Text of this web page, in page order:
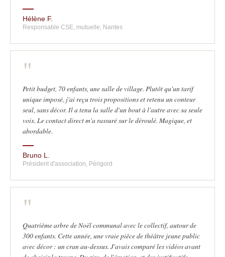
Hélène F.
Responsable CSE, mutuelle, Nantes
"
Petit budget, 70 enfants, une salle de village. Plutôt qu'un tarif
unique imposé, j'ai reçu trois propositions et retenu un conteur
seul, sans décor. Il a tenu la salle d'un bout à l'autre avec sa seule
voix. Le contact direct m'a rassuré sur le déroulé. Magique, et
abordable.
Bruno L.
Président d'association, Périgord
"
Quatrième arbre de Noël communal avec le collectif, autour de
300 enfants. Cette année, une vraie pièce de théâtre jeune public
avec décor : un cran au-dessus. J'avais comparé les vidéos avant